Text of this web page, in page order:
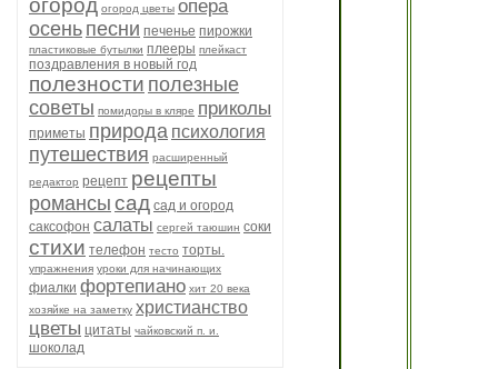
огород огород цветы опера
осень песни печенье пирожки
пластиковые бутылки плееры плейкаст
поздравления в новый год
полезности полезные
советы помидоры в кляре приколы
приметы природа психология
путешествия расширенный
редактор рецепт рецепты
романсы сад сад и огород
саксофон салаты сергей таюшин соки
стихи телефон тесто торты.
упражнения уроки для начинающих
фиалки фортепиано хит 20 века
хозяйке на заметку христианство
цветы цитаты чайковский п. и.
шоколад